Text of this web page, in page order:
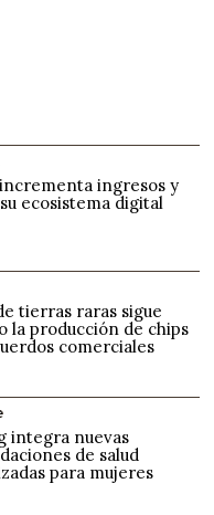
ingresos y
ecosistema digital
tierras raras sigue
la producción de chips
comerciales
integra nuevas
de salud
para mujeres